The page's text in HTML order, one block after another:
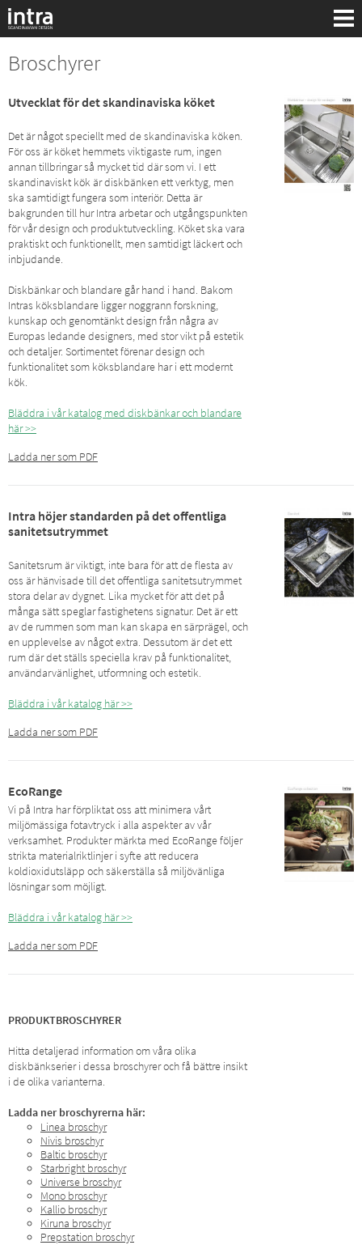
Sök:
Broschyrer
Utvecklat för det skandinaviska köket
Det är något speciellt med de skandinaviska köken.
För oss är köket hemmets viktigaste rum, ingen
annan tillbringar så mycket tid där som vi. I ett
skandinaviskt kök är diskbänken ett verktyg, men
ska samtidigt fungera som interiör. Detta är
bakgrunden till hur Intra arbetar och utgångspunkten
för vår design och produktutveckling. Köket ska vara
praktiskt och funktionellt, men samtidigt läckert och
inbjudande.
Diskbänkar och blandare går hand i hand. Bakom
Intras köksblandare ligger noggrann forskning,
kunskap och genomtänkt design från några av
Europas ledande designers, med stor vikt på estetik
och detaljer. Sortimentet förenar design och
funktionalitet som köksblandare har i ett modernt
kök.
Bläddra i vår katalog med diskbänkar och blandare
här >>
Ladda ner som PDF
Intra höjer standarden på det offentliga
sanitetsutrymmet
Sanitetsrum är viktigt, inte bara för att de flesta av
oss är hänvisade till det offentliga sanitetsutrymmet
stora delar av dygnet. Lika mycket för att det på
många sätt speglar fastighetens signatur. Det är ett
av de rummen som man kan skapa en särprägel, och
en upplevelse av något extra. Dessutom är det ett
rum där det ställs speciella krav på funktionalitet,
användarvänlighet, utformning och estetik.
Bläddra i vår katalog här >>
Ladda ner som PDF
EcoRange
Vi på Intra har förpliktat oss att minimera vårt
miljömässiga fotavtryck i alla aspekter av vår
verksamhet. Produkter märkta med EcoRange följer
strikta materialriktlinjer i syfte att reducera
koldioxidutsläpp och säkerställa så miljövänliga
lösningar som möjligt.
Bläddra i vår katalog här >>
Ladda ner som PDF
PRODUKTBROSCHYRER
Hitta detaljerad information om våra olika
diskbänkserier i dessa broschyrer och få bättre insikt
i de olika varianterna.
Ladda ner broschyrerna här:
Linea broschyr
Nivis broschyr
Baltic broschyr
Starbright broschyr
Universe broschyr
Mono broschyr
Kallio broschyr
Kiruna broschyr
Prepstation broschyr